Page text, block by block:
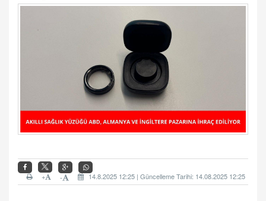
14.8.2025 12:25 | Güncelleme Tarihi: 14.08.2025 12:25
-
+